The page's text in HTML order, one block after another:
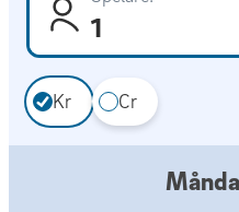
1
Kr Cr